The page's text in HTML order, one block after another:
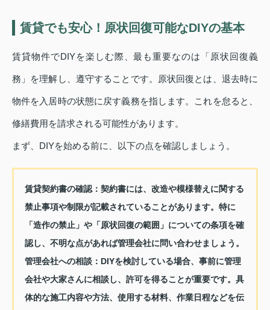
賃貸でも安心！原状回復可能なDIYの基本
賃貸物件でDIYを楽しむ際、最も重要なのは「原状回復義
務」を理解し、遵守することです。原状回復とは、退去時に
物件を入居時の状態に戻す義務を指します。これを怠ると、
修繕費用を請求される可能性があります。
まず、DIYを始める前に、以下の点を確認しましょう。
賃貸契約書の確認： 契約書には、改造や模様替えに関する
禁止事項や制限が記載されていることがあります。特に
「造作の禁止」や「原状回復の範囲」についての条項を確
認し、不明な点があれば管理会社に問い合わせましょう。
管理会社への相談： DIYを検討している場合、事前に管理
会社や大家さんに相談し、許可を得ることが重要です。具
体的な施工内容や方法、使用する材料、作業日程などを伝